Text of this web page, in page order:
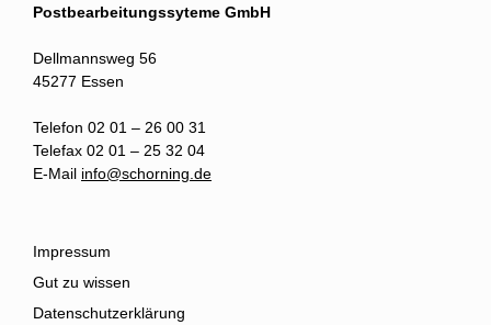
Postbearbeitungssyteme GmbH
Dellmannsweg 56
45277 Essen
Telefon 02 01 – 26 00 31
Telefax 02 01 – 25 32 04
E-Mail info@schorning.de
Impressum
Gut zu wissen
Datenschutzerklärung